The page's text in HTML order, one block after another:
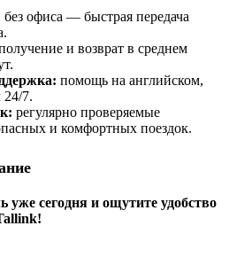
без офиса — быстрая передача
и возврат в среднем
помощь на английском,
24/7.
регулярно проверяемые
и комфортных поездок.
уже сегодня и ощутите удобство